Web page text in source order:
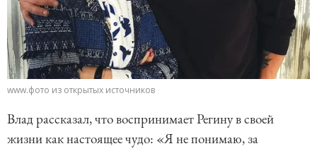
www.фото из открытых источников
Влад рассказал, что воспринимает Регину в своей
жизни как настоящее чудо: «Я не понимаю, за